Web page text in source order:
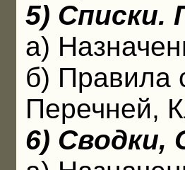
5) Списки.
а)
б) Правила
Перечней,
6) Сводки,